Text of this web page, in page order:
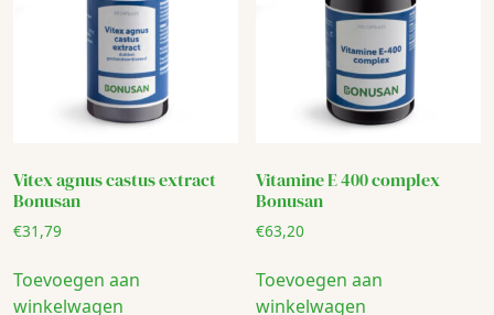
Vitex agnus castus extract
Bonusan
€31,79
Toevoegen aan
winkelwagen
Vitamine E 400 complex
Bonusan
€63,20
Toevoegen aan
winkelwagen